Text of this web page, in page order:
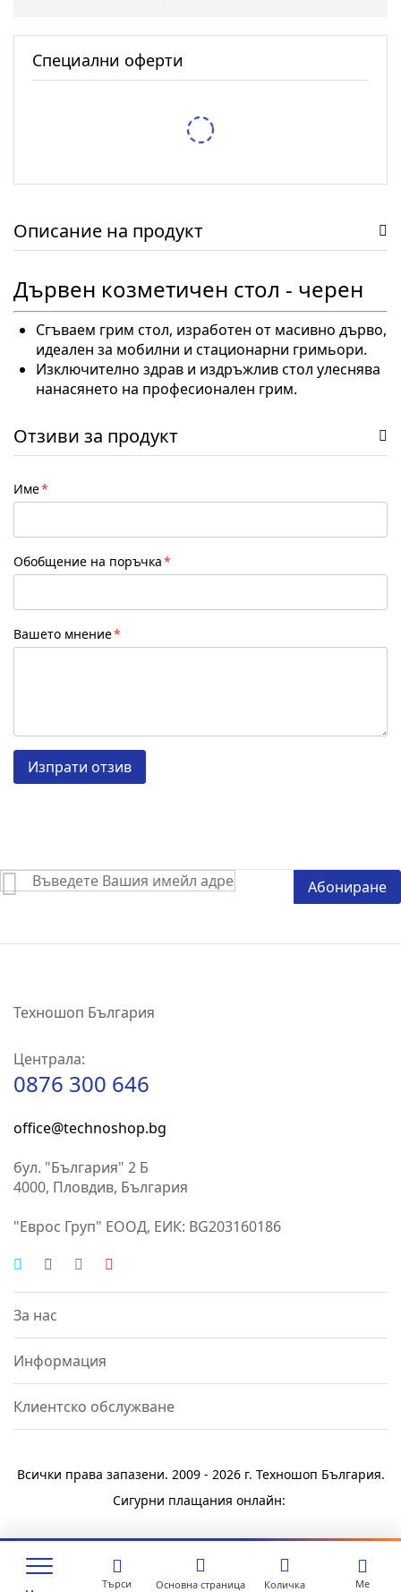
Търси Основна страница Количка Me
Специални оферти
10,99 лв. 6,14 €
7,67 €/15,00 лв. 9,71 €/18,99 лв.
Описание на продукт
Дървен козметичен стол - черен
Сгъваем грим стол, изработен от масивно дърво,
идеален за мобилни и стационарни гримьори.
Изключително здрав и издръжлив стол улеснява
нанасянето на професионален грим.
Отзиви за продукт
Име
Обобщение на поръчка
Вашето мнение
Изпрати отзив
Абонирай
се
Абониране
Техношоп България
Централа:
0876 300 646
office@technoshop.bg
бул. "България" 2 Б
4000, Пловдив, България
"Еврос Груп" ЕООД, ЕИК: BG203160186
За нас
Информация
Клиентско обслужване
Всички права запазени. 2009 - 2026 г. Техношоп България.
Сигурни плащания онлайн: